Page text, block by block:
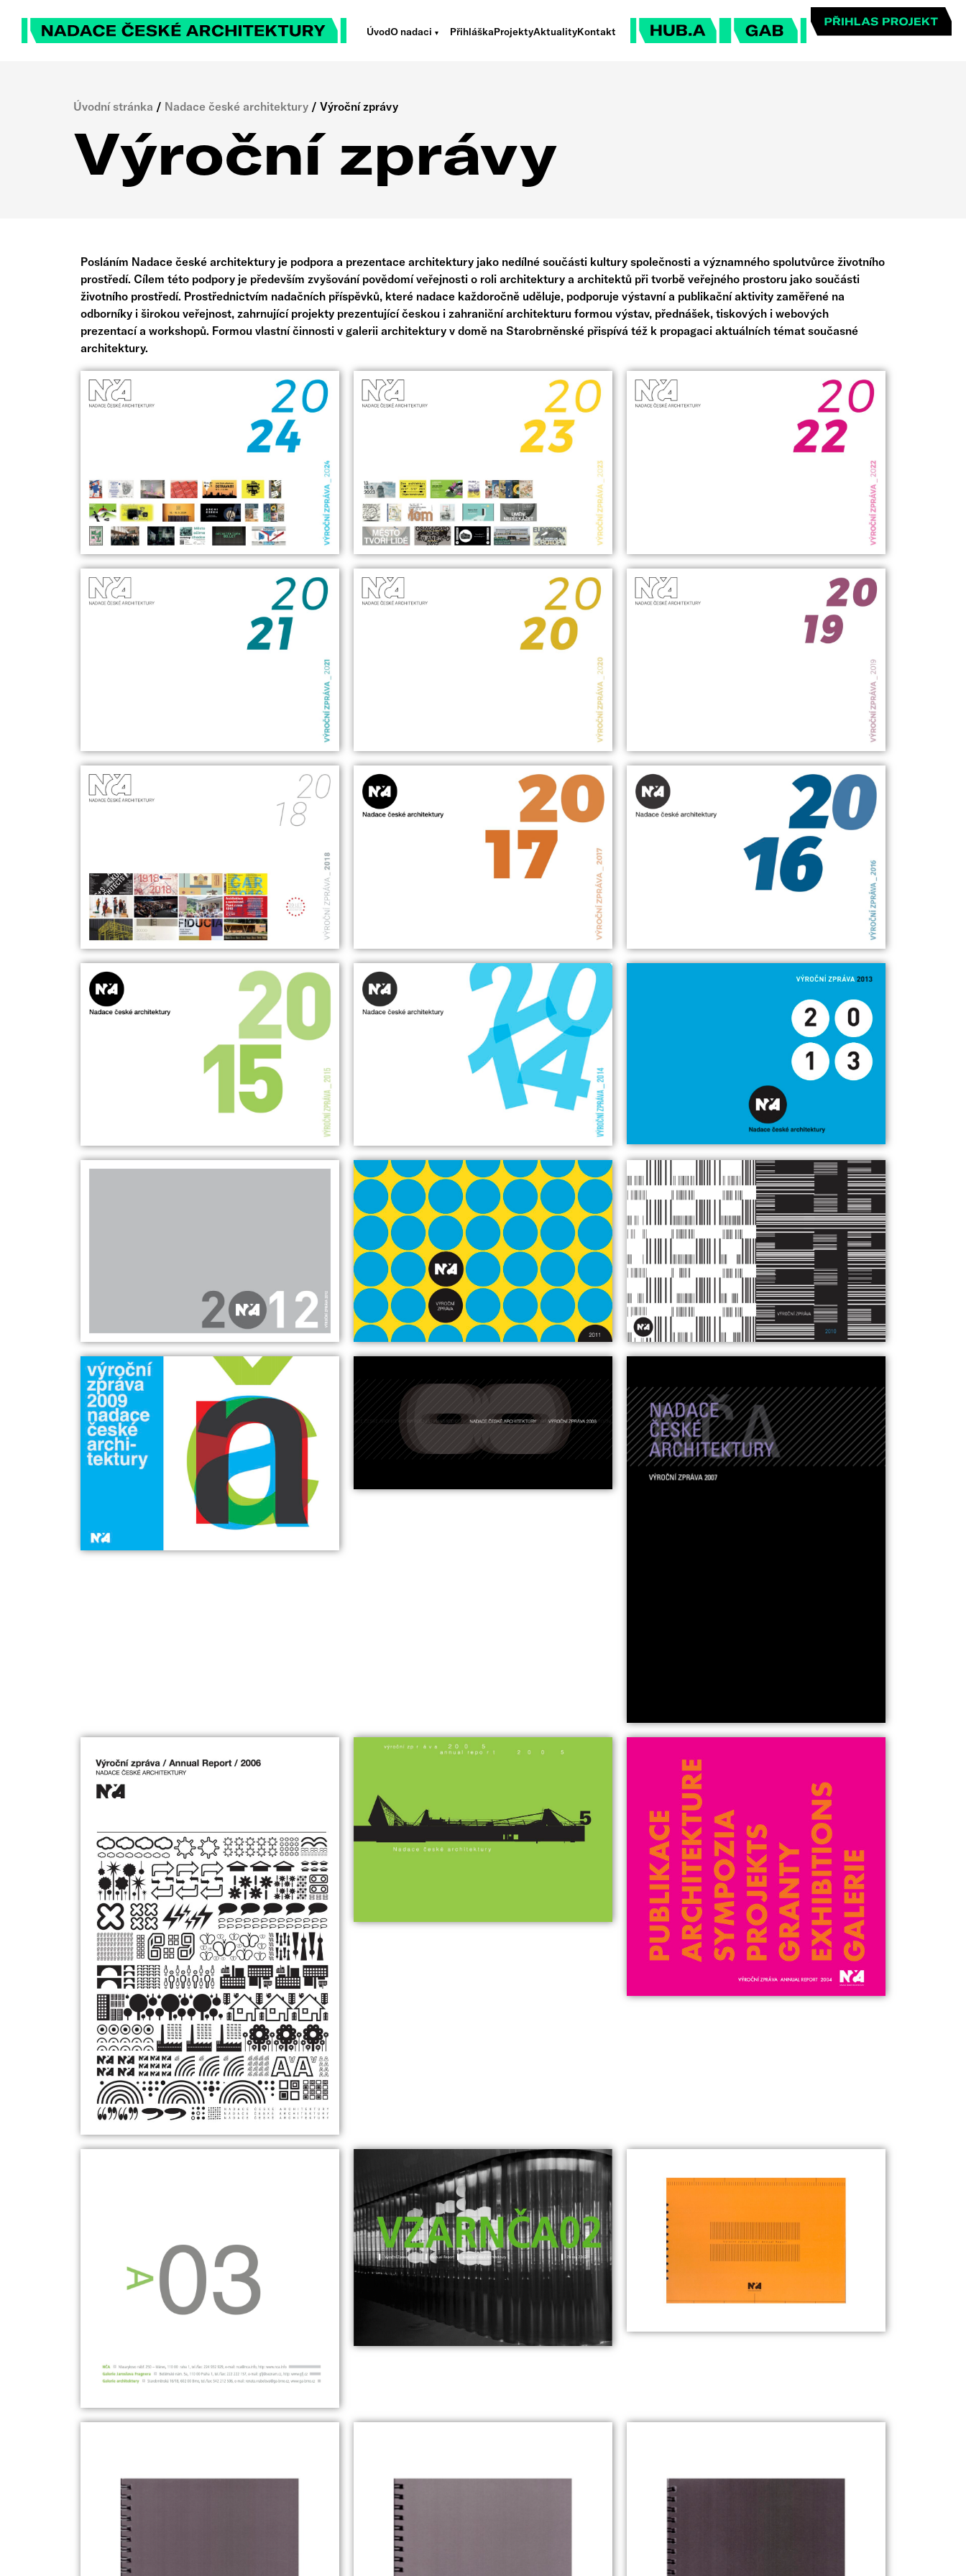
ÚvodO nadaci PřihláškaProjektyAktualityKontakt O hubuMediatéka Popularizace architektury
O galerii
Úvodní stránka / Nadace české architektury / Výroční zprávy
Výroční zprávy
Posláním Nadace české architektury je podpora a prezentace architektury jako nedílné součásti kultury společnosti a významného spolutvůrce životního
prostředí. Cílem této podpory je především zvyšování povědomí veřejnosti o roli architektury a architektů při tvorbě veřejného prostoru jako součásti
životního prostředí. Prostřednictvím nadačních příspěvků, které nadace každoročně uděluje, podporuje výstavní a publikační aktivity zaměřené na
odborníky i širokou veřejnost, zahrnující projekty prezentující českou i zahraniční architekturu formou výstav, přednášek, tiskových i webových
prezentací a workshopů. Formou vlastní činnosti v galerii architektury v domě na Starobrněnské přispívá též k propagaci aktuálních témat současné
architektury.